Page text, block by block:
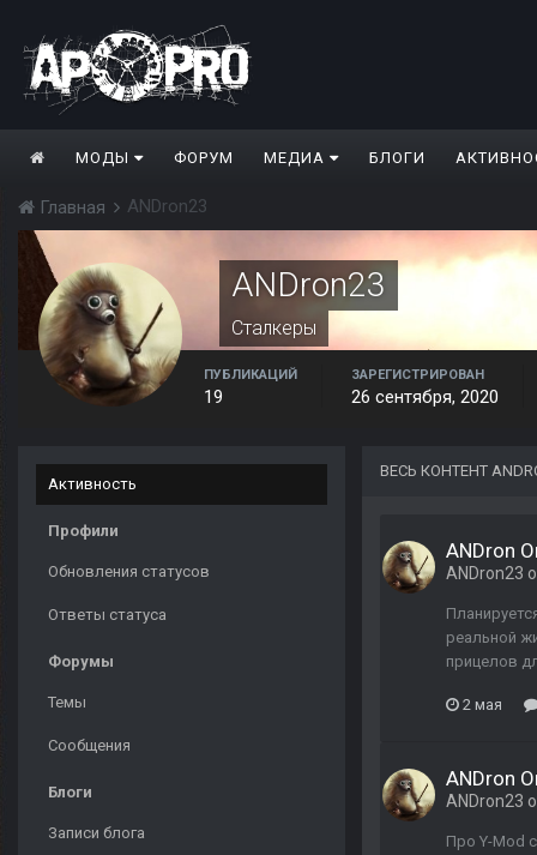
МОДЫ ФОРУМ МЕДИА БЛОГИ
Главная ANDron23
ANDron23
Сталкеры
ПУБЛИКАЦИЙ
19
ЗАРЕГИСТРИРОВАН
26 сентября, 2020
Активность
Профили
Обновления статусов
Ответы статуса
Форумы
Темы
Сообщения
Блоги
Записи блога
ВЕСЬ КОНТЕНТ
ANDron
ANDron23
реальной
прицелов
2 мая
ANDron
ANDron23
Про Y-Mod